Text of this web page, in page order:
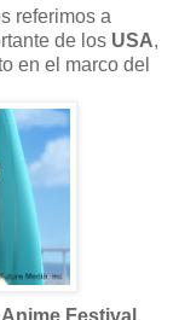
referimos a
de los USA,
en el marco del
Festival ,